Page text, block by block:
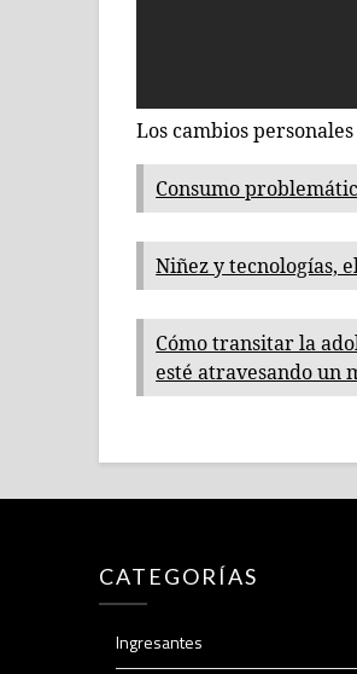
Los cambios
Consumo
Niñez y tecnologías,
Cómo transitar la
esté atravesando un
CATEGORÍAS
Ingresantes